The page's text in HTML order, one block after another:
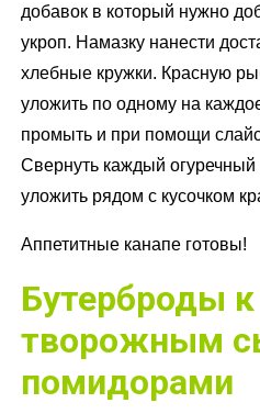
добавок в который нужно
укроп. Намазку нанести
хлебные кружки. Красную
уложить по одному на
промыть и при помощи
Свернуть каждый огуречный
уложить рядом с кусочком
Аппетитные канапе готовы!
Бутерброды к
творожным
помидорами